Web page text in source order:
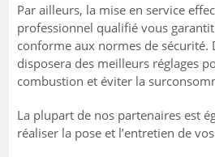
Par ailleurs, la mise en service
professionnel qualifié vous
conforme aux normes de sécurité.
disposera des meilleurs réglages
combustion et éviter la
La plupart de nos partenaires est
réaliser la pose et l’entretien de